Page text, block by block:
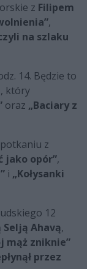
z Filipem
,
na szlaku
14. Będzie to
, który
oraz „Baciary z
z
jako opór”,
i „Kołysanki
12
Selją Ahavą,
mąż zniknie”
przez